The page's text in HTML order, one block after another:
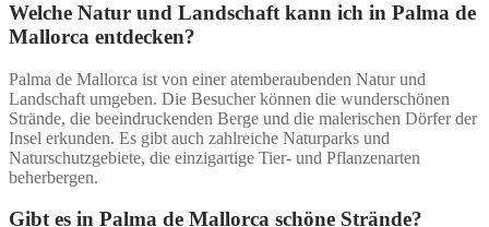
Welche Natur und Landschaft kann ich in Palma de
Mallorca entdecken?
Palma de Mallorca ist von einer atemberaubenden Natur und
Landschaft umgeben. Die Besucher können die wunderschönen
Strände, die beeindruckenden Berge und die malerischen Dörfer der
Insel erkunden. Es gibt auch zahlreiche Naturparks und
Naturschutzgebiete, die einzigartige Tier- und Pflanzenarten
beherbergen.
Gibt es in Palma de Mallorca schöne Strände?